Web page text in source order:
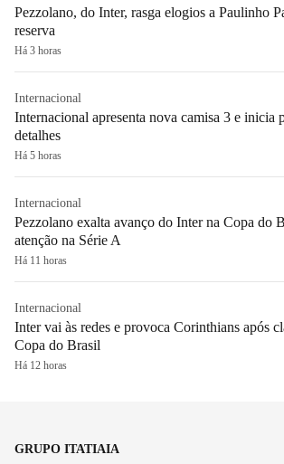
Pezzolano, do Inter, rasga elogios a Paulinho
reserva
Há 3 horas
Internacional
Internacional apresenta nova camisa 3 e inicia
detalhes
Há 5 horas
Internacional
Pezzolano exalta avanço do Inter na Copa do
atenção na Série A
Há 11 horas
Internacional
Inter vai às redes e provoca Corinthians após
Copa do Brasil
Há 12 horas
GRUPO ITATIAIA